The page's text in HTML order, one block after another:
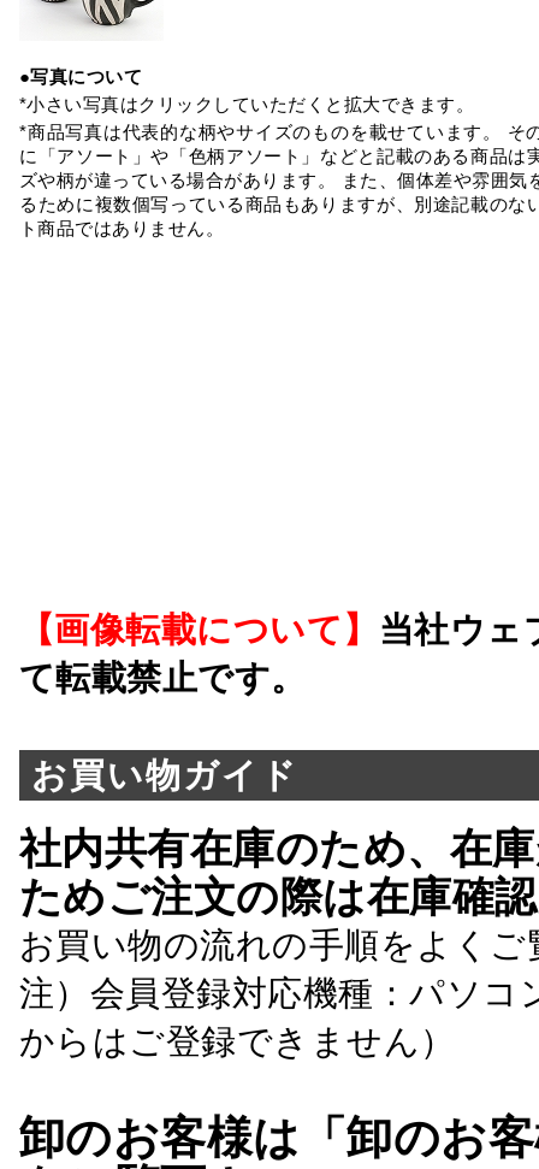
●写真について
*小さい写真はクリックしていただくと拡大できます。
*商品写真は代表的な柄やサイズのものを載せています。 そ
に「アソート」や「色柄アソート」などと記載のある商品は
ズや柄が違っている場合があります。 また、個体差や雰囲気
るために複数個写っている商品もありますが、別途記載のな
ト商品ではありません。
【画像転載について】 当社ウェ
て転載禁止です。
お買い物ガイド
社内共有在庫のため、在
ためご注文の際は在庫確
お買い物の流れの手順をよくご
注）会員登録対応機種：パソ
からはご登録できません）
卸のお客様は「卸のお